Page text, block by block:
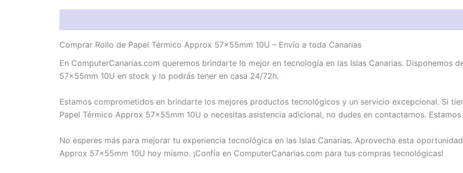
Comprar Rollo de Papel Térmico Approx 57x55mm 10U – Envío a toda Canarias
En ComputerCanarias.com queremos brindarte lo mejor en tecnología en las Islas Canarias. Disponemos
57x55mm 10U en stock y lo podrás tener en casa 24/72h.
Estamos comprometidos en brindarte los mejores productos tecnológicos y un servicio excepcional. Si
Papel Térmico Approx 57x55mm 10U o necesitas asistencia adicional, no dudes en contactarnos.
No esperes más para mejorar tu experiencia tecnológica en las Islas Canarias. Aprovecha esta
Approx 57x55mm 10U hoy mismo. ¡Confía en ComputerCanarias.com para tus compras tecnológicas!